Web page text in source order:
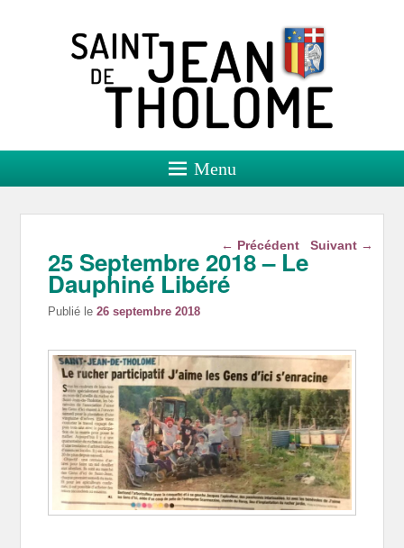
Saint Jean de Tholome
Site officiel
Menu
Navigation dans les
← Précédent Suivant →
25 Septembre 2018 – Le
Dauphiné Libéré
Publié le26 septembre 2018